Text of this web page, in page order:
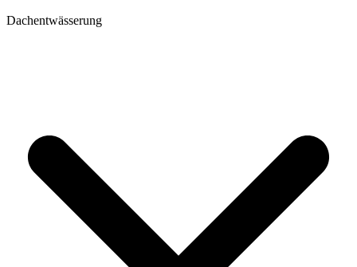
Dachentwässerung